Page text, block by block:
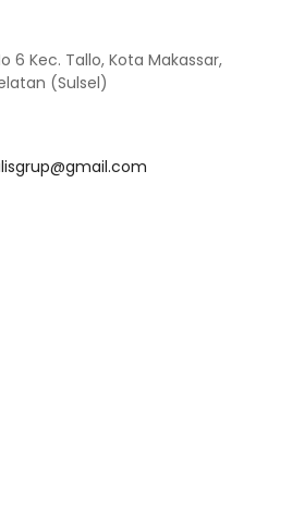
6 Kec. Tallo, Kota Makassar,
(Sulsel)